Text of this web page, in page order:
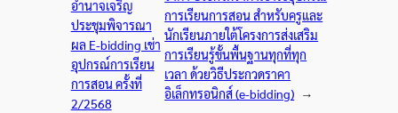
อำนาจเจริญ
ประชุมพิจารณา
ผล E-bidding เช่า
อุปกรณ์การเรียน
การสอน ครั้งที่
2/2568
การเรียนการสอน สำหรับครูและ
นักเรียนภายใต้โครงการส่งเสริม
การเรียนรู้ขั้นพื้นฐานทุกที่ทุก
เวลา ด้วยวิธีประกวดราคา
อิเล็กทรอนิกส์ (e-bidding) →